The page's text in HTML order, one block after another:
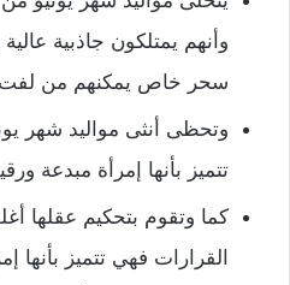
وأنهم يمتلكون جاذبية
سحر خاص يمكنهم من لفت
وتحظى أنثى مواليد شهر
تتميز بأنها إمرأة مبدعة
كما وتقوم بتحكيم عقلها
القرارات فهي تتميز بأنها